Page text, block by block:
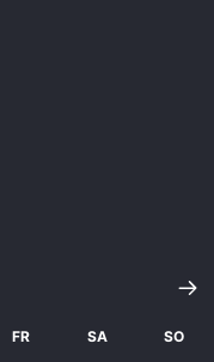
FR SA SO